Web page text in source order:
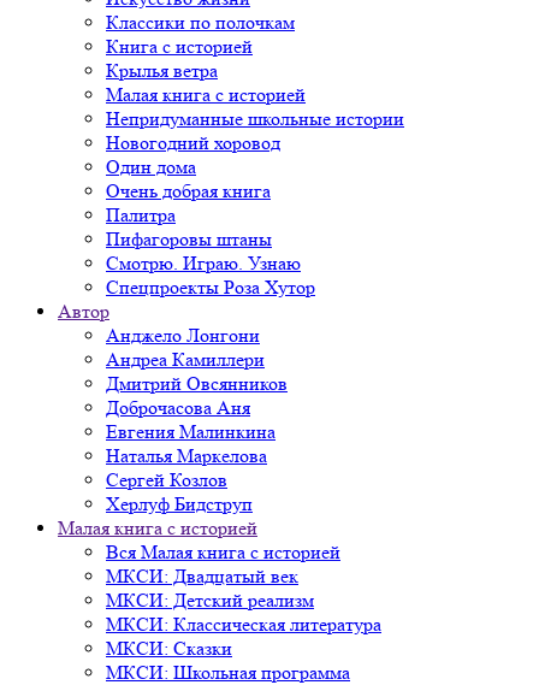
Классики по полочкам
Книга с историей
Крылья ветра
Малая книга с историей
Непридуманные школьные истории
Новогодний хоровод
Один дома
Очень добрая книга
Палитра
Пифагоровы штаны
Смотрю. Играю. Узнаю
Спецпроекты Роза Хутор
Автор
Анджело Лонгони
Андреа Камиллери
Дмитрий Овсянников
Доброчасова Аня
Евгения Малинкина
Наталья Маркелова
Сергей Козлов
Херлуф Бидструп
Малая книга с историей
Вся Малая книга с историей
МКСИ: Двадцатый век
МКСИ: Детский реализм
МКСИ: Классическая литература
МКСИ: Сказки
МКСИ: Школьная программа